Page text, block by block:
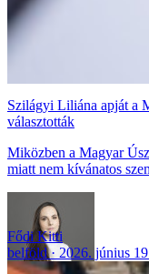
Szilágyi Liliána apját a
választották
Miközben a Magyar
miatt nem kívánatos
Fődi Kitti
belföld
2026. június